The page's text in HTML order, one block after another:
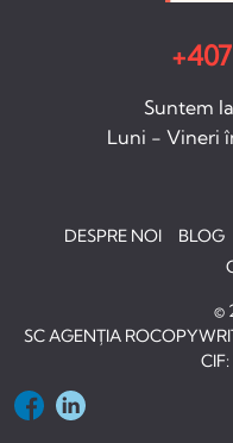
Suntem
Luni - Vineri
DESPRE NOI BLOG
©
SC AGENȚIA